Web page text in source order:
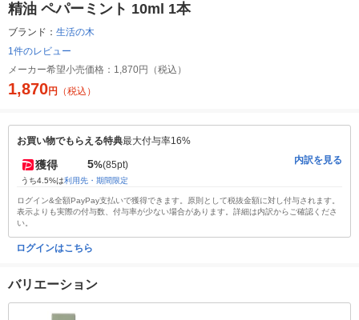
精油 ペパーミント 10ml 1本
ブランド： 生活の木
1件のレビュー
メーカー希望小売価格： 1,870円（税込）
1,870円 （税込）
お買い物でもらえる特典最大付与率16%
獲得 5%(85pt)
うち4.5%は利用先・期間限定
内訳を見る
ログイン&全額PayPay支払いで獲得できます。原則として税抜金額に対し付与されます。
表示よりも実際の付与数、付与率が少ない場合があります。詳細は内訳からご確認くださ
い。
ログインはこちら
バリエーション